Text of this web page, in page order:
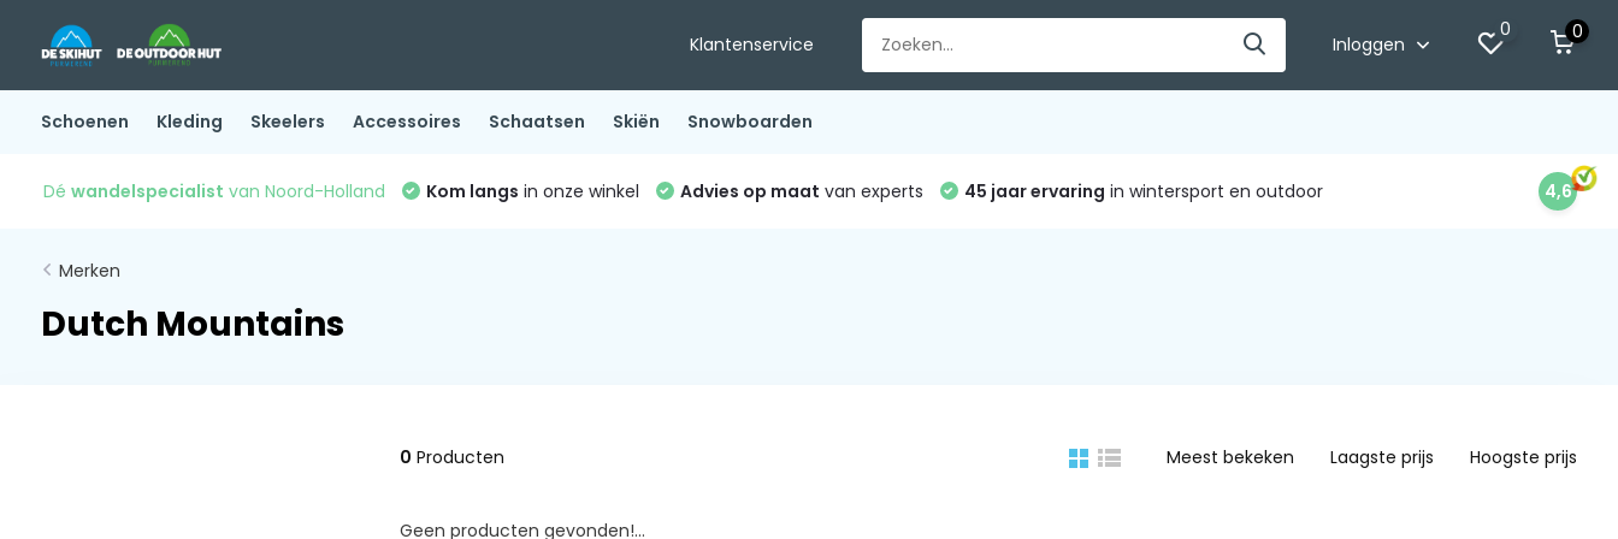
Klantenservice Inloggen
0 0
Schoenen Kleding Skeelers Accessoires Schaatsen Skiën Snowboarden
Dé wandelspecialist van Noord-Holland Kom langs in onze winkel Advies op maat van experts 45 jaar ervaring in wintersport en outdoor 4,6
Merken
Dutch Mountains
0 Producten Meest bekeken Laagste prijs Hoogste prijs
Geen producten gevonden!...